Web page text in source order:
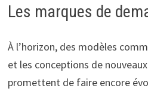
Les marques de
À l’horizon, des modèles
et les conceptions de
promettent de faire encore